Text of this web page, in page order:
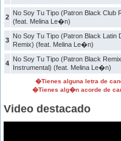
2
No Soy Tu Tipo (Patron Black Club
(feat. Melina Le�n)
3
No Soy Tu Tipo (Patron Black Latin
Remix) (feat. Melina Le�n)
4
No Soy Tu Tipo (Patron Black Remix
Instrumental) (feat. Melina Le�n)
�Tienes alguna letra de
�Tienes alg�n acorde de
Video destacado